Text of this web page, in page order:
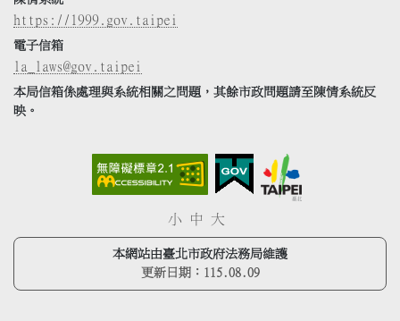
https://1999.gov.taipei
電子信箱
la_laws@gov.taipei
本局信箱係處理與系統相關之問題，其餘市政問題請至陳情系統反
映。
小 中 大
本網站由臺北市政府法務局維護
更新日期： 115.08.09